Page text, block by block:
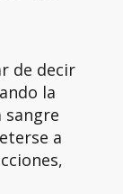
de decir
la
sangre
a